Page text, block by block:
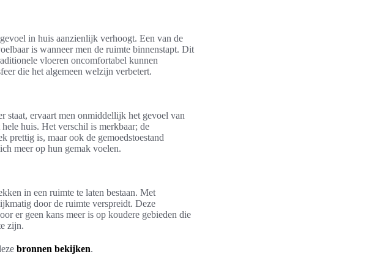
in huis aanzienlijk verhoogt. Een van de
is wanneer men de ruimte binnenstapt. Dit
vloeren oncomfortabel kunnen
die het algemeen welzijn verbetert.
staat, ervaart men onmiddellijk het gevoel van
huis. Het verschil is merkbaar; de
prettig is, maar ook de gemoedstoestand
meer op hun gemak voelen.
in een ruimte te laten bestaan. Met
door de ruimte verspreidt. Deze
er geen kans meer is op koudere gebieden die
zijn.
bronnen bekijken.